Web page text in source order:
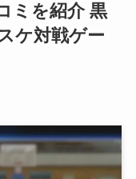
ミを紹介 黒
ケ対戦ゲー